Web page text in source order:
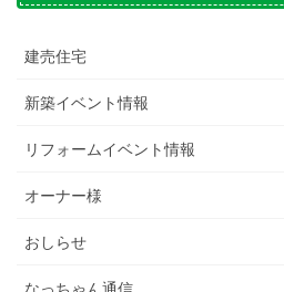
建売住宅
新築イベント情報
リフォームイベント情報
オーナー様
おしらせ
なっちゃん通信